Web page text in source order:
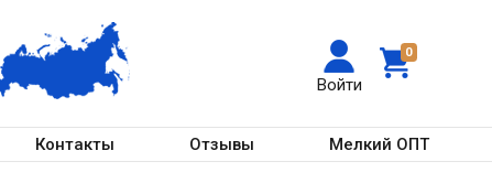
0
Войти
Контакты Отзывы Мелкий ОПТ